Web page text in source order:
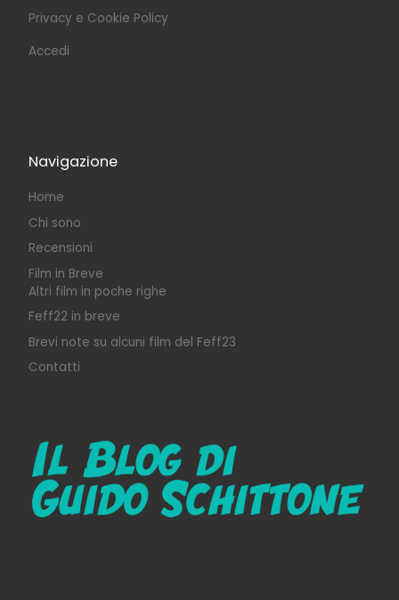
Privacy e Cookie Policy
Accedi
Navigazione
Home
Chi sono
Recensioni
Film in Breve
Altri film in poche righe
Feff22 in breve
Brevi note su alcuni film del Feff23
Contatti